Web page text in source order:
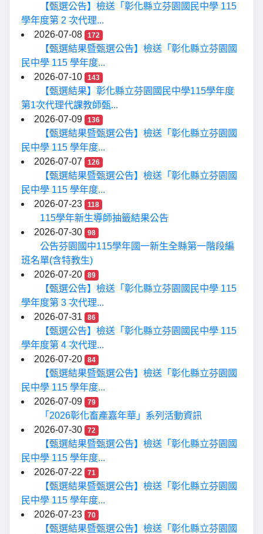
【甄選公告】檢送「彰化縣立芬園國民中學 115
學年度第 2 次代理...
2026-07-08
172
【甄選結果暨甄選公告】檢送「彰化縣立芬園國
民中學 115 學年度...
2026-07-10
143
【甄選結果】彰化縣立芬園國民中學115學年度
第1次代理代課教師甄...
2026-07-09
136
【甄選結果暨甄選公告】檢送「彰化縣立芬園國
民中學 115 學年度...
2026-07-07
126
【甄選結果暨甄選公告】檢送「彰化縣立芬園國
民中學 115 學年度...
2026-07-23
118
115學年新生導師抽籤結果公告
2026-07-30
98
公告芬園國中115學年國一新生全縣第一階段編
班名單(含特教生)
2026-07-20
89
【甄選公告】檢送「彰化縣立芬園國民中學 115
學年度第 3 次代理...
2026-07-31
86
【甄選公告】檢送「彰化縣立芬園國民中學 115
學年度第 4 次代理...
2026-07-20
84
【甄選結果暨甄選公告】檢送「彰化縣立芬園國
民中學 115 學年度...
2026-07-09
79
「2026彰化畜產嘉年華」系列活動資訊
2026-07-30
72
【甄選結果暨甄選公告】檢送「彰化縣立芬園國
民中學 115 學年度...
2026-07-22
71
【甄選結果暨甄選公告】檢送「彰化縣立芬園國
民中學 115 學年度...
2026-07-23
70
【甄選結果暨甄選公告】檢送「彰化縣立芬園國